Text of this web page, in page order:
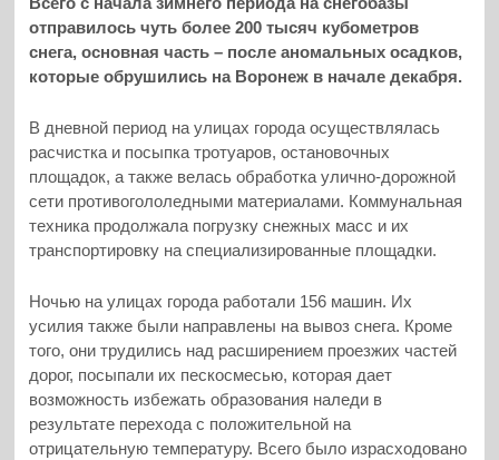
отправилось чуть более 200 тысяч кубометров
снега, основная часть – после аномальных осадков,
которые обрушились на Воронеж в начале декабря.
В дневной период на улицах города осуществлялась
расчистка и посыпка тротуаров, остановочных
площадок, а также велась обработка улично-дорожной
сети противогололедными материалами. Коммунальная
техника продолжала погрузку снежных масс и их
транспортировку на специализированные площадки.
Ночью на улицах города работали 156 машин. Их
усилия также были направлены на вывоз снега. Кроме
того, они трудились над расширением проезжих частей
дорог, посыпали их пескосмесью, которая дает
возможность избежать образования наледи в
результате перехода с положительной на
отрицательную температуру. Всего было израсходовано